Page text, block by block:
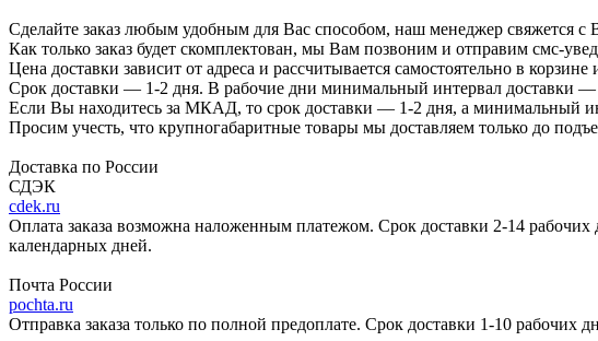
Сделайте заказ любым удобным для Вас способом, наш менеджер свяжется с
Как только заказ будет скомплектован, мы Вам позвоним и отправим смс-
Цена доставки зависит от адреса и рассчитывается самостоятельно в
Срок доставки — 1-2 дня. В рабочие дни минимальный интервал доставки
Если Вы находитесь за МКАД, то срок доставки — 1-2 дня, а минимальный
Просим учесть, что крупногабаритные товары мы доставляем только до
Доставка по России
СДЭК
cdek.ru
Оплата заказа возможна наложенным платежом. Срок доставки 2-14 рабочих
календарных дней.
Почта России
pochta.ru
Отправка заказа только по полной предоплате. Срок доставки 1-10 рабочих